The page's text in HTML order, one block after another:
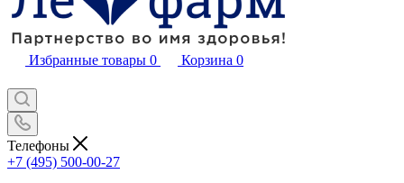
Избранные товары 0 Корзина 0
Телефоны
+7 (495) 500-00-27